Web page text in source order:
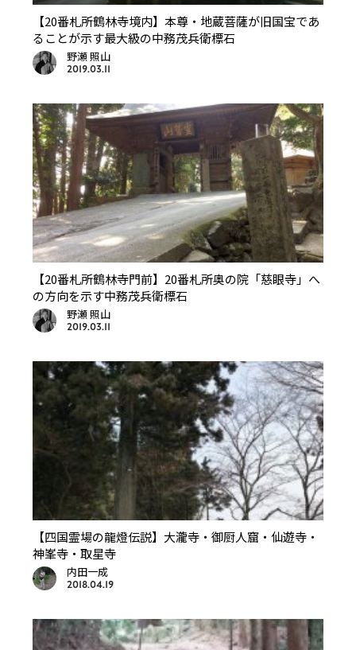
【20番札所鶴林寺境内】本尊・地蔵菩薩が旧国宝であ
ることが示す最大級の中務茂兵衛標石
野瀬 照山
2019.03.11
【20番札所鶴林寺門前】20番札所奥の院「慈眼寺」へ
の方向を示す中務茂兵衛標石
野瀬 照山
2019.03.11
【四国霊場の龍燈伝説】大瀧寺・御厨人窟・仙遊寺・
神峯寺・取星寺
内田一成
2018.04.19